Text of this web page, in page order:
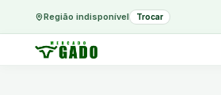
Região indisponível Trocar